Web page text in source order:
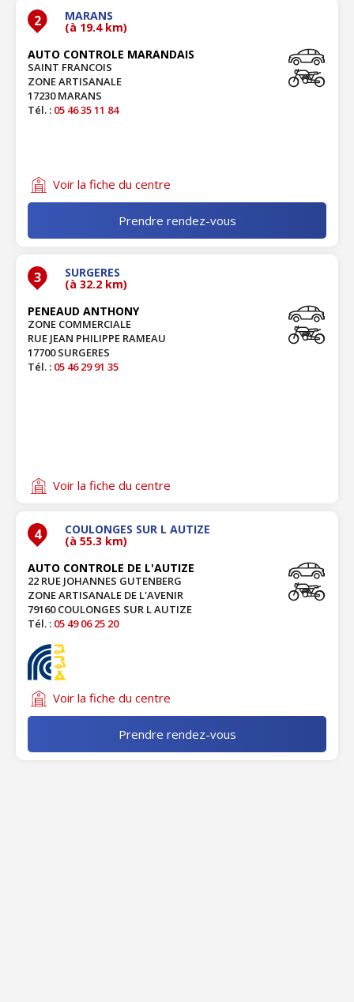
2 MARANS
(à 19.4 km)
AUTO CONTROLE MARANDAIS
SAINT FRANCOIS
ZONE ARTISANALE
17230 MARANS
Tél. : 05 46 35 11 84
Voir la fiche du centre
Prendre rendez-vous
3 SURGERES
(à 32.2 km)
PENEAUD ANTHONY
ZONE COMMERCIALE
RUE JEAN PHILIPPE RAMEAU
17700 SURGERES
Tél. : 05 46 29 91 35
Voir la fiche du centre
4 COULONGES SUR L AUTIZE
(à 55.3 km)
AUTO CONTROLE DE L'AUTIZE
22 RUE JOHANNES GUTENBERG
ZONE ARTISANALE DE L'AVENIR
79160 COULONGES SUR L AUTIZE
Tél. : 05 49 06 25 20
Voir la fiche du centre
Prendre rendez-vous